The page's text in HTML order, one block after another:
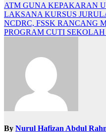
Navigasi
kiriman
ATM GUNA KEPAKARAN
LAKSANA KURSUS
NCDRC, FSSK RANCANG
PROGRAM CUTI
By Nurul Hafizan Abdul